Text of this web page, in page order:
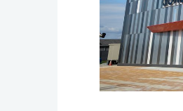
スポーツ・東京2020